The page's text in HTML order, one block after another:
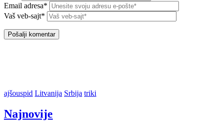
Email adresa*
Vaš veb-sajt*
ajšouspid Litvanija Srbija triki
Najnovije